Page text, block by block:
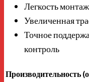
Легкость
Увеличенная
Точное
контроль
Производительность